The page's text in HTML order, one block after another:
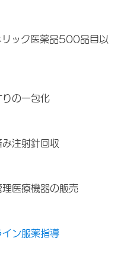
リック医薬品500品目以
りの一包化
み注射針回収
理医療機器の販売
イン服薬指導